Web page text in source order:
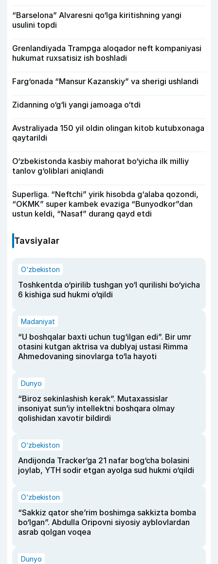
“Barselona” Alvaresni qo‘lga kiritishning yangi
usulini topdi
Grenlandiyada Trampga aloqador neft kompaniyasi
hukumat ruxsatisiz ish boshladi
Farg‘onada “Mansur Kazanskiy” va sherigi ushlandi
Zidanning o‘g‘li yangi jamoaga o‘tdi
Avstraliyada 150 yil oldin olingan kitob kutubxonaga
qaytarildi
O‘zbekistonda kasbiy mahorat bo‘yicha ilk milliy
tanlov g‘oliblari aniqlandi
Superliga. “Neftchi” yirik hisobda g‘alaba qozondi,
“OKMK” super kambek evaziga “Bunyodkor”dan
ustun keldi, “Nasaf” durang qayd etdi
Tavsiyalar
O‘zbekiston
Toshkentda o‘pirilib tushgan yo‘l qurilishi bo‘yicha
6 kishiga sud hukmi o‘qildi
Madaniyat
“U boshqalar baxti uchun tug‘ilgan edi”. Bir umr
otasini kutgan aktrisa va dublyaj ustasi Rimma
Ahmedovaning sinovlarga to‘la hayoti
Dunyo
“Biroz sekinlashish kerak”. Mutaxassislar
insoniyat sun’iy intellektni boshqara olmay
qolishidan xavotir bildirdi
O‘zbekiston
Andijonda Tracker’ga 21 nafar bog‘cha bolasini
joylab, YTH sodir etgan ayolga sud hukmi o‘qildi
O‘zbekiston
“Sakkiz qator she’rim boshimga sakkizta bomba
bo‘lgan”. Abdulla Oripovni siyosiy ayblovlardan
asrab qolgan voqea
Dunyo